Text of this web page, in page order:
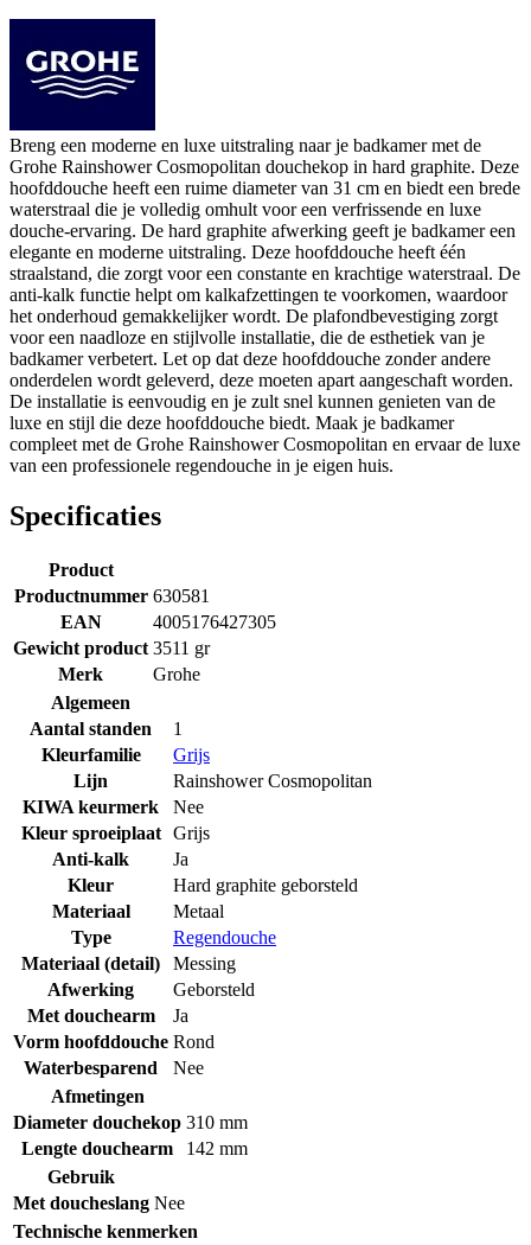
Breng een moderne en luxe uitstraling naar je badkamer met de
Grohe Rainshower Cosmopolitan douchekop in hard graphite. Deze
hoofddouche heeft een ruime diameter van 31 cm en biedt een brede
waterstraal die je volledig omhult voor een verfrissende en luxe
douche-ervaring. De hard graphite afwerking geeft je badkamer een
elegante en moderne uitstraling. Deze hoofddouche heeft één
straalstand, die zorgt voor een constante en krachtige waterstraal. De
anti-kalk functie helpt om kalkafzettingen te voorkomen, waardoor
het onderhoud gemakkelijker wordt. De plafondbevestiging zorgt
voor een naadloze en stijlvolle installatie, die de esthetiek van je
badkamer verbetert. Let op dat deze hoofddouche zonder andere
onderdelen wordt geleverd, deze moeten apart aangeschaft worden.
De installatie is eenvoudig en je zult snel kunnen genieten van de
luxe en stijl die deze hoofddouche biedt. Maak je badkamer
compleet met de Grohe Rainshower Cosmopolitan en ervaar de luxe
van een professionele regendouche in je eigen huis.
Specificaties
Product
Productnummer 630581
EAN
4005176427305
Gewicht product 3511 gr
Merk
Grohe
Algemeen
Aantal standen
1
Kleurfamilie
Grijs
Lijn
Rainshower Cosmopolitan
KIWA keurmerk
Nee
Kleur sproeiplaat
Grijs
Anti-kalk
Ja
Kleur
Hard graphite geborsteld
Materiaal
Metaal
Type
Regendouche
Materiaal (detail)
Messing
Afwerking
Geborsteld
Met douchearm
Ja
Vorm hoofddouche Rond
Waterbesparend
Nee
Afmetingen
Diameter douchekop 310 mm
Lengte douchearm
142 mm
Gebruik
Met doucheslang Nee
Technische kenmerken